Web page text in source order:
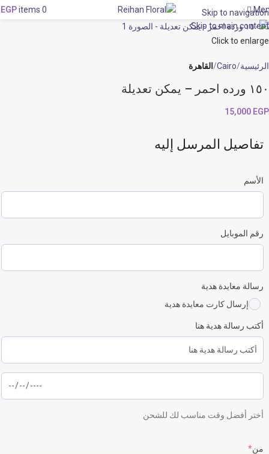
Skip to navigation
Skip to main content
0
items
EGP
Click to enlarge
الرئيسية Cairo القاهرة
١٥٠ ورده احمر – يمكن تعديلة
15,000 EGP
تفاصيل المرسل إليه
الأسم
رقم الموبايل
رسالة معايدة هدية
إرسال كارت معايدة هدية
أكتب رسالة هدية هنا
أختر أفضل وقت مناسب لك للشحن
من*